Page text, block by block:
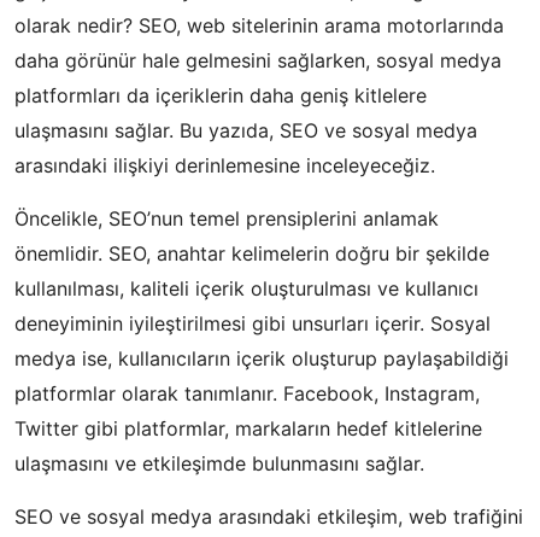
olarak nedir? SEO, web sitelerinin arama motorlarında
daha görünür hale gelmesini sağlarken, sosyal medya
platformları da içeriklerin daha geniş kitlelere
ulaşmasını sağlar. Bu yazıda, SEO ve sosyal medya
arasındaki ilişkiyi derinlemesine inceleyeceğiz.
Öncelikle, SEO’nun temel prensiplerini anlamak
önemlidir. SEO, anahtar kelimelerin doğru bir şekilde
kullanılması, kaliteli içerik oluşturulması ve kullanıcı
deneyiminin iyileştirilmesi gibi unsurları içerir. Sosyal
medya ise, kullanıcıların içerik oluşturup paylaşabildiği
platformlar olarak tanımlanır. Facebook, Instagram,
Twitter gibi platformlar, markaların hedef kitlelerine
ulaşmasını ve etkileşimde bulunmasını sağlar.
SEO ve sosyal medya arasındaki etkileşim, web trafiğini